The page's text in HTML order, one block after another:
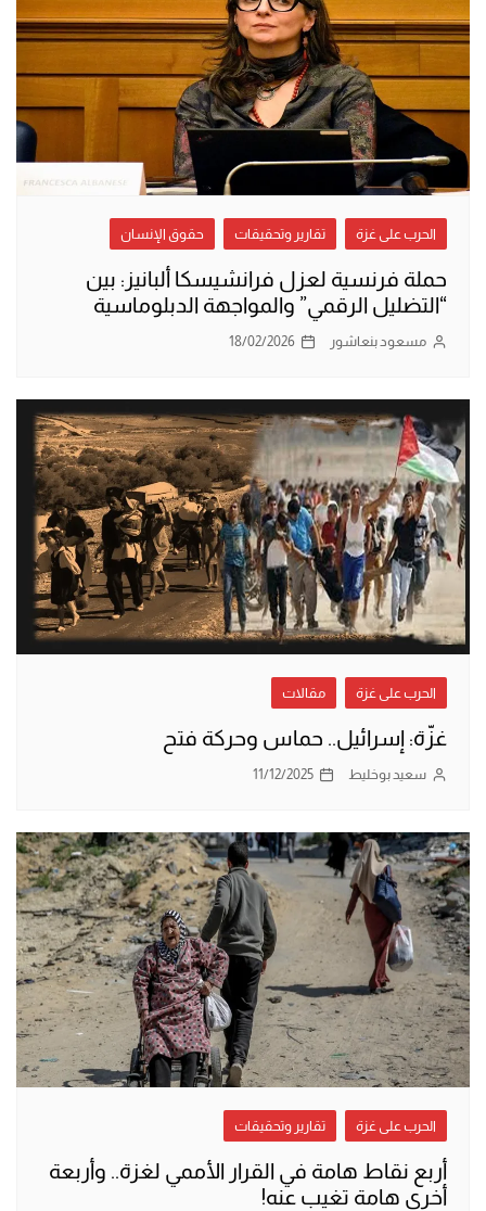
الحرب على غزة تقارير وتحقيقات حقوق الإنسان
حملة فرنسية لعزل فرانشيسكا ألبانيز: بين
“التضليل الرقمي” والمواجهة الدبلوماسية
مسعود بنعاشور 18/02/2026
الحرب على غزة مقالات
غزّة: إسرائيل.. حماس وحركة فتح
سعيد بوخليط 11/12/2025
الحرب على غزة تقارير وتحقيقات
أربع نقاط هامة في القرار الأممي لغزة.. وأربعة
أخرى هامة تغيب عنه!